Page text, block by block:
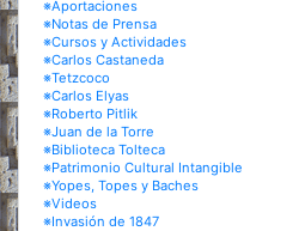
※Aportaciones
※Notas de Prensa
※Cursos y Actividades
※Carlos Castaneda
※Tetzcoco
※Carlos Elyas
※Roberto Pitlik
※Juan de la Torre
※Biblioteca Tolteca
※Patrimonio Cultural Intangible
※Yopes, Topes y Baches
※Videos
※Invasión de 1847